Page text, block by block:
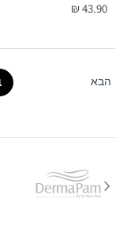
43.90 ₪
1 הבא